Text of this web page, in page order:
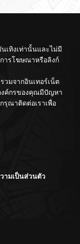
เทิงเท่านั้นและไม่มี
ารโฆษณาหรือลิงก์
มจากอินเทอร์เน็ต
งค์กรของคุณมีปัญหา
รุณาติดต่อเราเพื่อ
ามเป็นส่วนตัว